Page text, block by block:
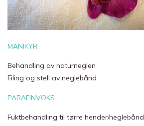
MANIKYR
Behandling av naturneglen
Filing og stell av neglebånd
PARAFINVOKS
Fuktbehandling til tørre hender/neglebånd